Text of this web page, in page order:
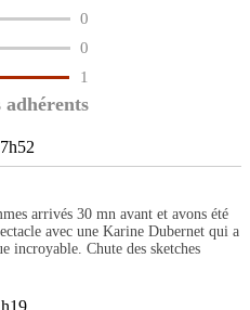
0
0
1
adhérents
arrivés 30 mn avant et avons été
avec une Karine Dubernet qui a
incroyable. Chute des sketches